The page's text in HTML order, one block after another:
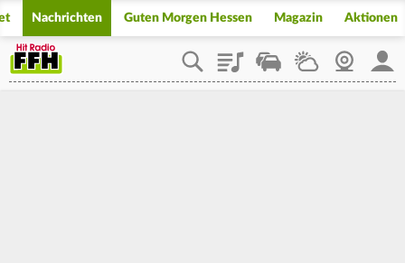
Nachrichten Guten Morgen Hessen Magazin Aktionen
PlaylistStaupilotWetterWebcam